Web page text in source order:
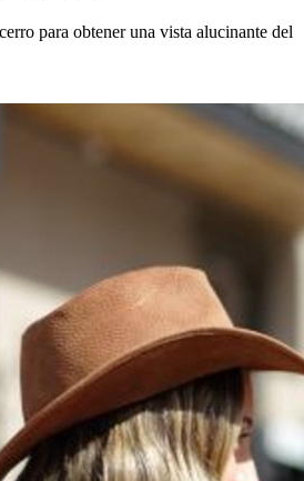
para obtener una vista alucinante del